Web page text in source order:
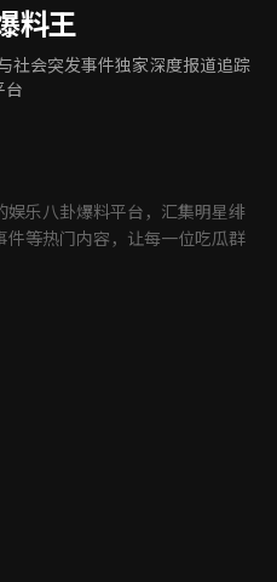
料王
社会突发事件独家深度报道追踪
台
乐八卦爆料平台，汇集明星绯
等热门内容，让每一位吃瓜群